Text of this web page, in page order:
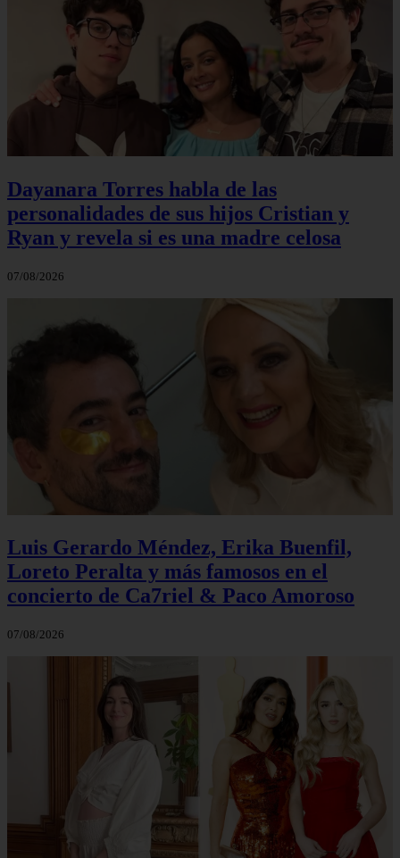
Dayanara Torres habla de las
personalidades de sus hijos Cristian y
Ryan y revela si es una madre celosa
07/08/2026
Luis Gerardo Méndez, Erika Buenfil,
Loreto Peralta y más famosos en el
concierto de Ca7riel & Paco Amoroso
07/08/2026